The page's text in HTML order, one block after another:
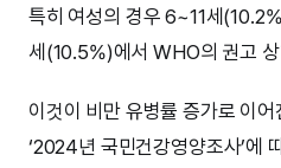
특히 여성의 경우 6~11세
세(10.5%)에서 WHO의 권고
이것이 비만 유병률 증가로 이
‘2024년 국민건강영양조사’에